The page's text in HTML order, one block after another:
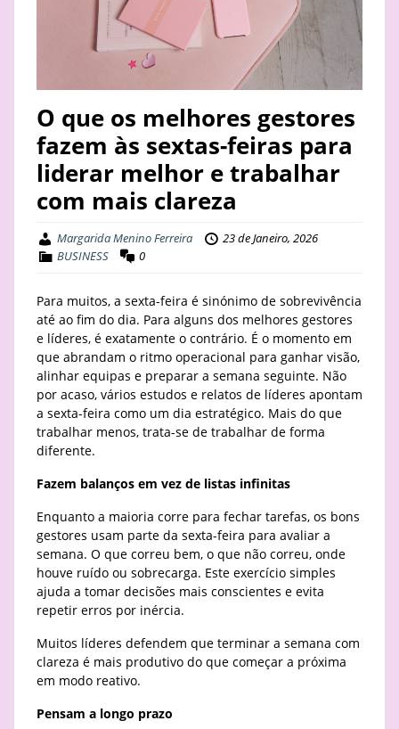
O que os melhores gestores
fazem às sextas-feiras para
liderar melhor e trabalhar
com mais clareza
Margarida Menino Ferreira
23 de Janeiro, 2026
BUSINESS
0
Para muitos, a sexta-feira é sinónimo de sobrevivência
até ao fim do dia. Para alguns dos melhores gestores
e líderes, é exatamente o contrário. É o momento em
que abrandam o ritmo operacional para ganhar visão,
alinhar equipas e preparar a semana seguinte. Não
por acaso, vários estudos e relatos de líderes apontam
a sexta-feira como um dia estratégico. Mais do que
trabalhar menos, trata-se de trabalhar de forma
diferente.
Fazem balanços em vez de listas infinitas
Enquanto a maioria corre para fechar tarefas, os bons
gestores usam parte da sexta-feira para avaliar a
semana. O que correu bem, o que não correu, onde
houve ruído ou sobrecarga. Este exercício simples
ajuda a tomar decisões mais conscientes e evita
repetir erros por inércia.
Muitos líderes defendem que terminar a semana com
clareza é mais produtivo do que começar a próxima
em modo reativo.
Pensam a longo prazo
BUSINESS
ABOUT